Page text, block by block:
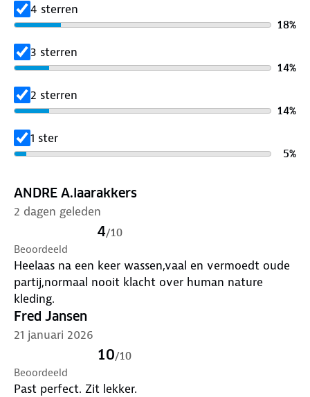
4 sterren
18%
3 sterren
14%
2 sterren
14%
1 ster
5%
ANDRE A.laarakkers
2 dagen geleden
4/10
Beoordeeld
Heelaas na een keer wassen,vaal en vermoedt oude
partij,normaal nooit klacht over human nature
kleding.
Fred Jansen
21 januari 2026
10/10
Beoordeeld
Past perfect. Zit lekker.